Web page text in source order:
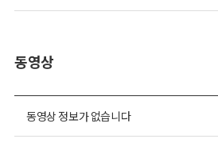
동영상
동영상 정보가 없습니다